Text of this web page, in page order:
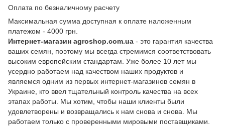
Оплата по безналичному расчету
Максимальная сумма доступная к оплате наложенным
платежом - 4000 грн.
Интернет-магазин agroshop.com.ua - это гарантия качества
ваших семян, поэтому мы всегда стремимся соответствовать
высоким европейским стандартам. Уже более 10 лет мы
усердно работаем над качеством наших продуктов и
являемся одним из первых интернет-магазинов семян в
Украине, кто ввел тщательный контроль качества на всех
этапах работы. Мы хотим, чтобы наши клиенты были
удовлетворены и возвращались к нам снова и снова. Мы
работаем только с проверенными мировыми поставщиками.